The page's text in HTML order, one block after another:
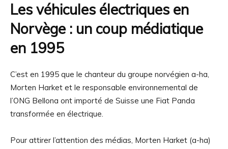
Les véhicules électriques en
Norvège : un coup médiatique
en 1995
C’est en 1995 que le chanteur du groupe norvégien a-ha,
Morten Harket et le responsable environnemental de
l’ONG Bellona ont importé de Suisse une Fiat Panda
transformée en électrique.
Pour attirer l’attention des médias, Morten Harket (a-ha)